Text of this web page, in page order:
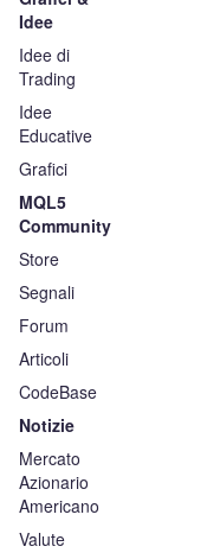
Idee
Idee di
Trading
Idee
Educative
Grafici
MQL5
Community
Store
Segnali
Forum
Articoli
CodeBase
Notizie
Mercato
Azionario
Americano
Valute